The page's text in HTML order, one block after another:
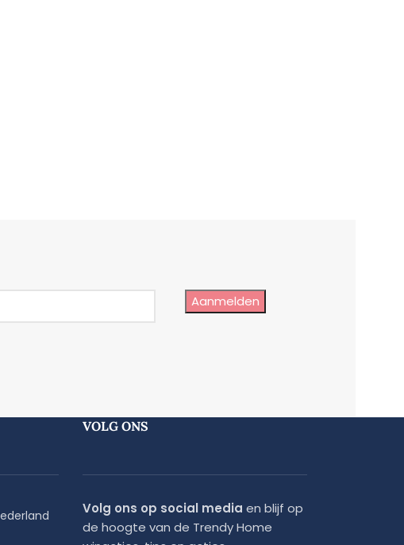
Aanmelden
VOLG ONS
Volg ons op social media en blijf op
de hoogte van de Trendy Home